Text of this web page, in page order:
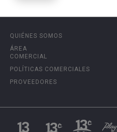
QUIÉNES SOMOS
ÁREA
COMERCIAL
POLÍTICAS COMERCIALES
PROVEEDORES